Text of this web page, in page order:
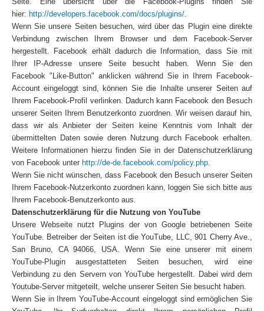
hier: http://developers.facebook.com/docs/plugins/
Wenn Sie unsere Seiten besuchen, wird über das Plugin eine direkte
Verbindung zwischen Ihrem Browser und dem Facebook-Server
hergestellt. Facebook erhält dadurch die Information, dass Sie mit
Ihrer IP-Adresse unsere Seite besucht haben. Wenn Sie den
Facebook "Like-Button" anklicken während Sie in Ihrem Facebook-
Account eingeloggt sind, können Sie die Inhalte unserer Seiten auf
Ihrem Facebook-Profil verlinken. Dadurch kann Facebook den Besuch
unserer Seiten Ihrem Benutzerkonto zuordnen. Wir weisen darauf hin,
dass wir als Anbieter der Seiten keine Kenntnis vom Inhalt der
übermittelten Daten sowie deren Nutzung durch Facebook erhalten.
Weitere Informationen hierzu finden Sie in der Datenschutzerklärung
von Facebook unter http://de-de.facebook.com/policy.php
Wenn Sie nicht wünschen, dass Facebook den Besuch unserer Seiten
Ihrem Facebook-Nutzerkonto zuordnen kann, loggen Sie sich bitte aus
Ihrem Facebook-Benutzerkonto aus.
Datenschutzerklärung für die Nutzung von YouTube
Unsere Webseite nutzt Plugins der von Google betriebenen Seite
YouTube. Betreiber der Seiten ist die YouTube, LLC, 901 Cherry Ave.,
San Bruno, CA 94066, USA. Wenn Sie eine unserer mit einem
YouTube-Plugin ausgestatteten Seiten besuchen, wird eine
Verbindung zu den Servern von YouTube hergestellt. Dabei wird dem
Youtube-Server mitgeteilt, welche unserer Seiten Sie besucht haben.
Wenn Sie in Ihrem YouTube-Account eingeloggt sind ermöglichen Sie